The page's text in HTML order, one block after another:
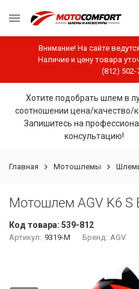
Внимание! На сайте
Наличие и цену товара
(812) 502-
Хотите подобрать шлем в
соотношении цена/качество/
Запишитесь на
консультацию!
Главная Мотошлемы
Мотошлем AGV K6 S
Код товара: 539-812
Артикул: 9319-M Бренд: AGV